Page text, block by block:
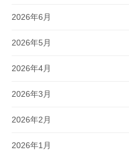
2026年6月
2026年5月
2026年4月
2026年3月
2026年2月
2026年1月